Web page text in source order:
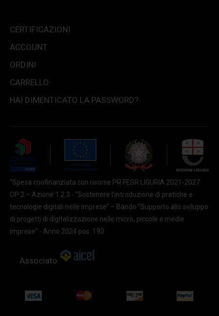
CERTIFICAZIONI
ACCOUNT
ORDINI
CARRELLO
HAI DIMENTICATO LA PASSWORD?
“Spesa coofinanziata con risorse PR FESR LIGURIA 2021-2027
OP 2 – Azione 1.2.3 - "Sostenere l'introduzione di pratiche e
tecnologie digitali nelle imprese” – Bando “Supporto allo sviluppo
di progetti di digitalizzazione nelle micro, piccole e medie
imprese” - Anno 2024 pos. 193
Associato